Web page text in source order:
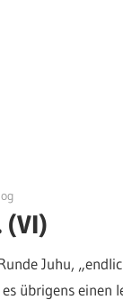
(VI)
Juhu,
übrigens